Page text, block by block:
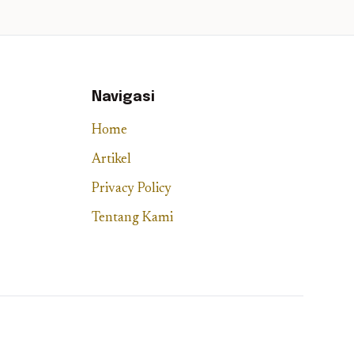
Navigasi
Home
Artikel
Privacy Policy
Tentang Kami